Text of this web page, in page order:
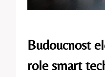
Budoucnost
role smart